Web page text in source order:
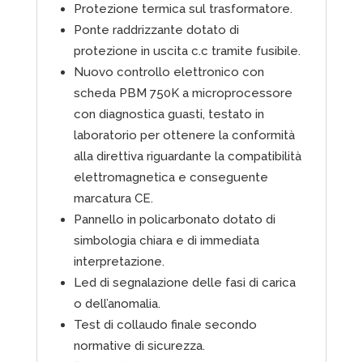
Protezione termica sul trasformatore.
Ponte raddrizzante dotato di
protezione in uscita c.c tramite fusibile.
Nuovo controllo elettronico con
scheda PBM 750K a microprocessore
con diagnostica guasti, testato in
laboratorio per ottenere la conformità
alla direttiva riguardante la compatibilità
elettromagnetica e conseguente
marcatura CE.
Pannello in policarbonato dotato di
simbologia chiara e di immediata
interpretazione.
Led di segnalazione delle fasi di carica
o dell’anomalia.
Test di collaudo finale secondo
normative di sicurezza.